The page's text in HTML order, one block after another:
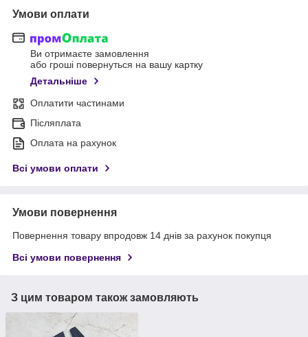
Умови оплати
Ви отримаєте замовлення
або гроші повернуться на вашу картку
Детальніше
Оплатити частинами
Післяплата
Оплата на рахунок
Всі умови оплати
Умови повернення
Повернення товару впродовж 14 днів за рахунок покупця
Всі умови повернення
З цим товаром також замовляють